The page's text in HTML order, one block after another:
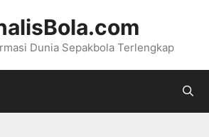
Dunia Sepakbola Terlengkap